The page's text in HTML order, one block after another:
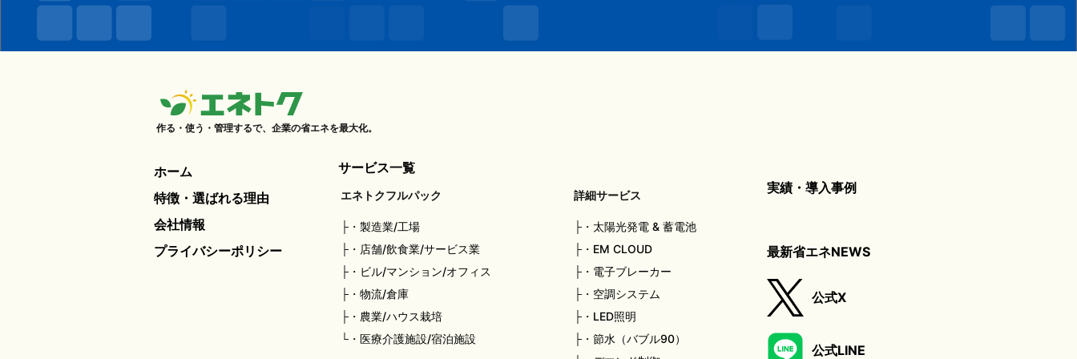
作る・使う・管理するで、企業の省エネを最大化。
ホーム
特徴・選ばれる理由
会社情報
プライバシーポリシー
サービス一覧
エネトクフルパック
・ 製造業/工場
・ 店舗/飲食業/サービス業
・ ビル/マンション/オフィス
・ 物流/倉庫
・ 農業/ハウス栽培
・ 医療介護施設/宿泊施設
詳細サービス
・ 太陽光発電 & 蓄電池
・ EM CLOUD
・ 電子ブレーカー
・ 空調システム
・ LED照明
・ 節水（バブル90）
実績・導入事例
最新省エネNEWS
公式X
公式LINE